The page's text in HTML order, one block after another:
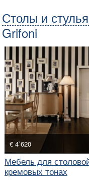
Столы и
Grifoni
€ 4`620
Мебель для
кремовых тонах